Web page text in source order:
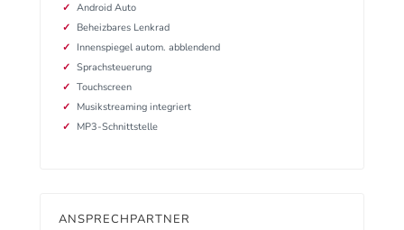
Android Auto
Beheizbares Lenkrad
Innenspiegel autom. abblendend
Sprachsteuerung
Touchscreen
Musikstreaming integriert
MP3-Schnittstelle
ANSPRECHPARTNER